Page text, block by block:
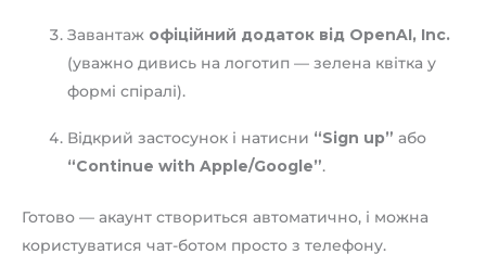
Завантаж офіційний додаток від OpenAI, Inc.
(уважно дивись на логотип — зелена квітка у
формі спіралі).
Відкрий застосунок і натисни “Sign up” або
“Continue with Apple/Google”.
Готово — акаунт створиться автоматично, і можна
користуватися чат-ботом просто з телефону.